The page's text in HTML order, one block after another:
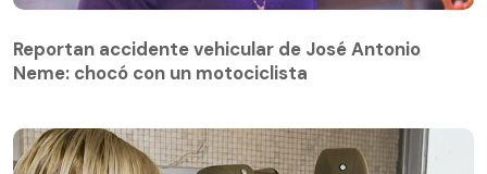
Reportan accidente vehicular de José Antonio
Neme: chocó con un motociclista